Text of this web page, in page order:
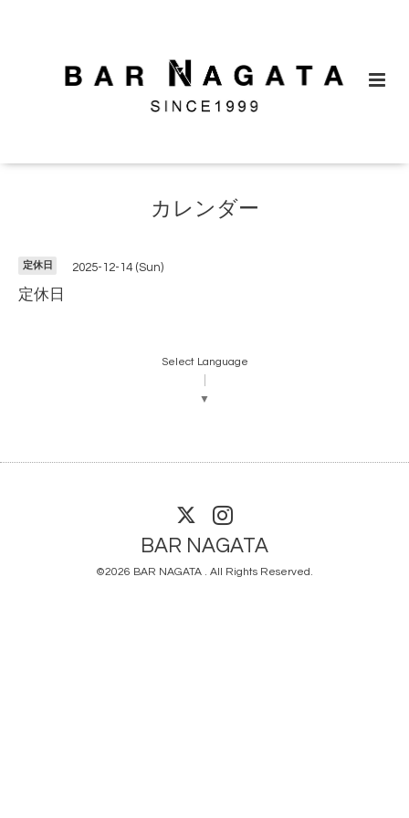
カレンダー
定休日 2025-12-14 (Sun)
定休日
Select Language
▼
BAR NAGATA
©2026 BAR NAGATA . All Rights Reserved.